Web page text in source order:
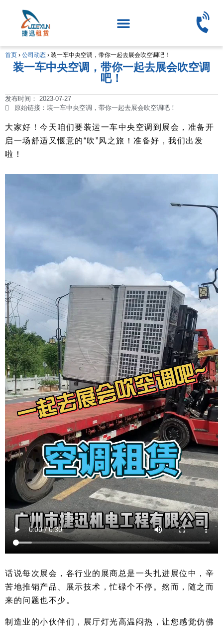
首页 › 公司动态 › 装一车中央空调，带你一起去展会吹空调吧！
装一车中央空调，带你一起去展会吹空调
吧！
发布时间： 2023-07-27
原始链接：装一车中央空调，带你一起去展会吹空调吧！
大家好！今天咱们要装运一车中央空调到展会，准备开
启一场舒适又惬意的“吹”风之旅！准备好，我们出发
啦！
话说每次展会，各行业的展商总是一头扎进展位中，辛
苦地推销产品、展示技术，忙碌个不停。然而，随之而
来的问题也不少。
制造业的小伙伴们，展厅灯光高温闷热，让您感觉仿佛